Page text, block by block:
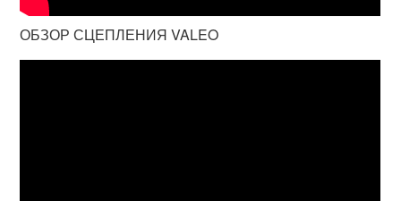
ОБЗОР СЦЕПЛЕНИЯ VALEO